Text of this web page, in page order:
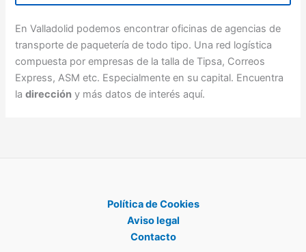
En Valladolid podemos encontrar oficinas de agencias de
transporte de paquetería de todo tipo. Una red logística
compuesta por empresas de la talla de Tipsa, Correos
Express, ASM etc. Especialmente en su capital. Encuentra
ladirección y más datos de interés aquí.
Política de Cookies
Aviso legal
Contacto